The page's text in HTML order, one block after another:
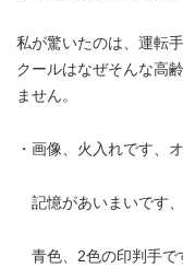
私が驚いたのは、運転
クールはなぜそんな高
ません。
・画像、火入れです、
記憶があいまいです
青色、2色の印判手で